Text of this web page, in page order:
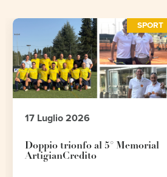
SPORT
17 Luglio 2026
Doppio trionfo al 5° Memorial
ArtigianCredito